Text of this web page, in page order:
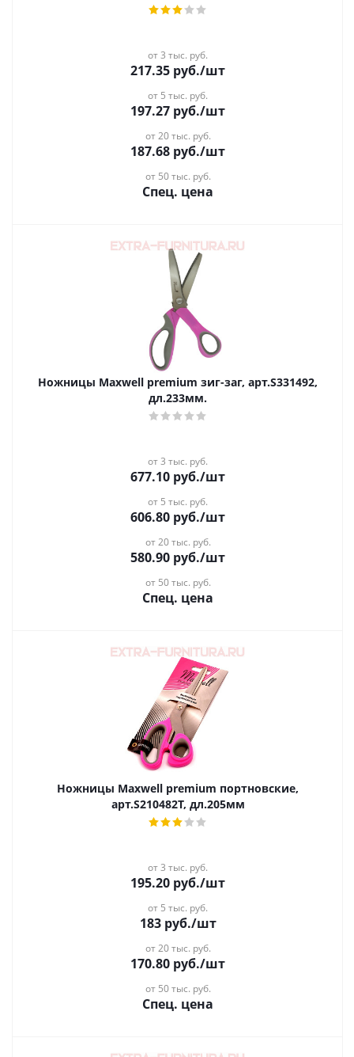
от 3 тыс. руб.
217.35 руб./шт
от 5 тыс. руб.
197.27 руб./шт
от 20 тыс. руб.
187.68 руб./шт
от 50 тыс. руб.
Спец. цена
Ножницы Maxwell premium зиг-заг, арт.S331492,
дл.233мм.
от 3 тыс. руб.
677.10 руб./шт
от 5 тыс. руб.
606.80 руб./шт
от 20 тыс. руб.
580.90 руб./шт
от 50 тыс. руб.
Спец. цена
Ножницы Maxwell premium портновские,
арт.S210482Т, дл.205мм
от 3 тыс. руб.
195.20 руб./шт
от 5 тыс. руб.
183руб./шт
от 20 тыс. руб.
170.80 руб./шт
от 50 тыс. руб.
Спец. цена